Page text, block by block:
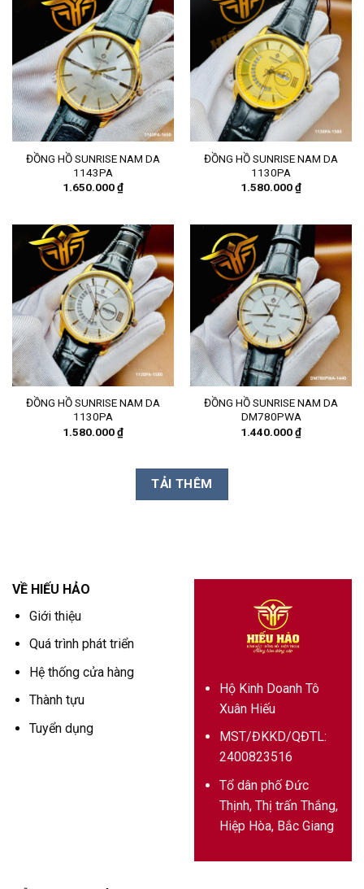
ĐỒNG HỒ SUNRISE NAM DA
1143PA
1.650.000₫
ĐỒNG HỒ SUNRISE NAM DA
1130PA
1.580.000₫
ĐỒNG HỒ SUNRISE NAM DA
1130PA
1.580.000₫
ĐỒNG HỒ SUNRISE NAM DA
DM780PWA
1.440.000₫
TẢI THÊM
VỀ HIẾU HẢO
Giới thiệu
Quá trình phát triển
Hệ thống cửa hàng
Thành tựu
Tuyển dụng
Hộ Kinh Doanh Tô
Xuân Hiếu
MST/ĐKKD/QĐTL:
2400823516
Tổ dân phố Đức
Thịnh, Thị trấn Thắng,
Hiệp Hòa, Bắc Giang